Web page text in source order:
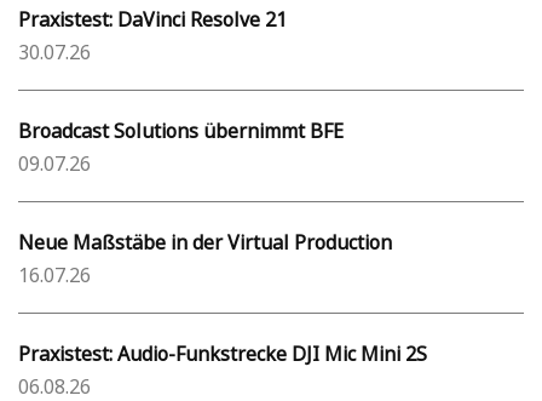
Praxistest: DaVinci Resolve 21
30.07.26
Broadcast Solutions übernimmt BFE
09.07.26
Neue Maßstäbe in der Virtual Production
16.07.26
Praxistest: Audio-Funkstrecke DJI Mic Mini 2S
06.08.26